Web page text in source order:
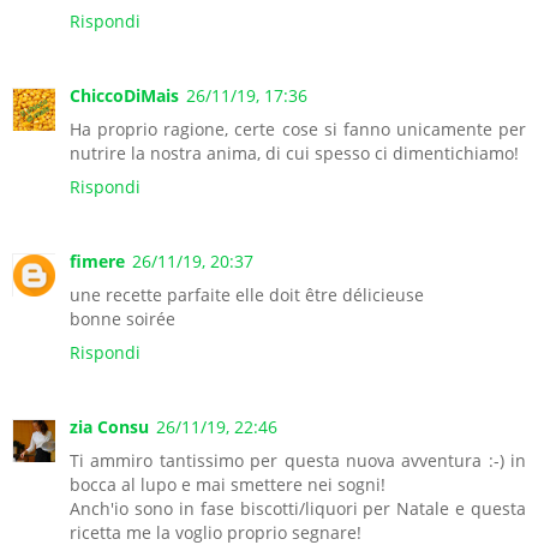
Rispondi
ChiccoDiMais 26/11/19, 17:36
Ha proprio ragione, certe cose si fanno unicamente per
nutrire la nostra anima, di cui spesso ci dimentichiamo!
Rispondi
fimere 26/11/19, 20:37
une recette parfaite elle doit être délicieuse
bonne soirée
Rispondi
zia Consu 26/11/19, 22:46
Ti ammiro tantissimo per questa nuova avventura :-) in
bocca al lupo e mai smettere nei sogni!
Anch'io sono in fase biscotti/liquori per Natale e questa
ricetta me la voglio proprio segnare!